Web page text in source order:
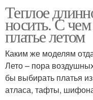
Теплое
носить. С
платье летом
Каким же моделям
Лето – пора
бы выбирать платья
атласа, тафты,